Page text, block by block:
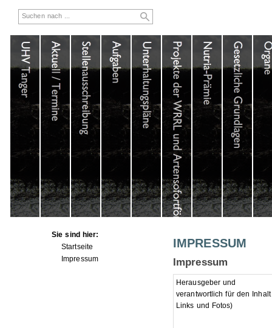
Sie sind hier:
Startseite
Impressum
IMPRESSUM
Impressum
Herausgeber und
verantwortlich für den Inhalt
Links und Fotos)